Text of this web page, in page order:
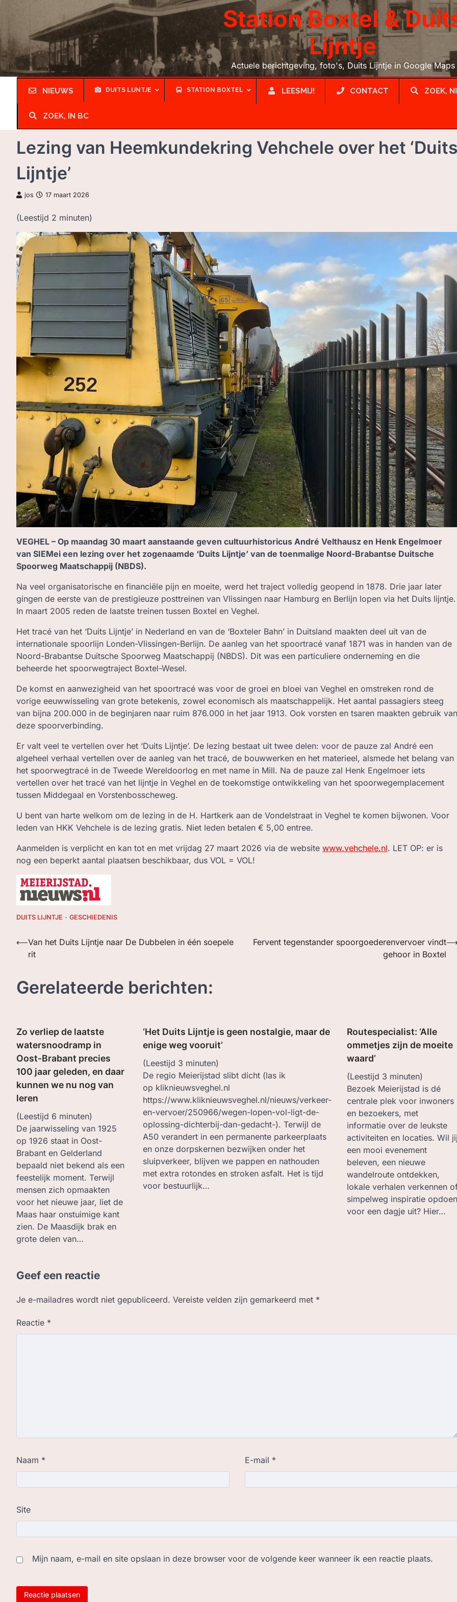
Station Boxtel &
Lijntje
Actuele berichtgeving, foto's, Duits Lijntje in Google Maps
NIEUWS DUITS LIJNTJE STATION BOXTEL LEESMIJ! CONTACT ZOEK,
ZOEK, IN BC
Lezing van Heemkundekring Vehchele over het
Lijntje’
jos 17 maart 2026
(Leestijd 2 minuten)
VEGHEL – Op maandag 30 maart aanstaande geven cultuurhistoricus André Velthausz en Henk Engelmoer
van SIEMei een lezing over het zogenaamde ‘Duits Lijntje’ van de toenmalige Noord-Brabantse Duitsche
Spoorweg Maatschappij (NBDS).
Na veel organisatorische en financiële pijn en moeite, werd het traject volledig geopend in 1878. Drie jaar later
gingen de eerste van de prestigieuze posttreinen van Vlissingen naar Hamburg en Berlijn lopen via het Duits lijntje.
In maart 2005 reden de laatste treinen tussen Boxtel en Veghel.
Het tracé van het ‘Duits Lijntje’ in Nederland en van de ‘Boxteler Bahn’ in Duitsland maakten deel uit van de
internationale spoorlijn Londen-Vlissingen-Berlijn. De aanleg van het spoortracé vanaf 1871 was in handen van de
Noord-Brabantse Duitsche Spoorweg Maatschappij (NBDS). Dit was een particuliere onderneming en die
beheerde het spoorwegtraject Boxtel-Wesel.
De komst en aanwezigheid van het spoortracé was voor de groei en bloei van Veghel en omstreken rond de
vorige eeuwwisseling van grote betekenis, zowel economisch als maatschappelijk. Het aantal passagiers steeg
van bijna 200.000 in de beginjaren naar ruim 876.000 in het jaar 1913. Ook vorsten en tsaren maakten gebruik van
deze spoorverbinding.
Er valt veel te vertellen over het ‘Duits Lijntje’. De lezing bestaat uit twee delen: voor de pauze zal André een
algeheel verhaal vertellen over de aanleg van het tracé, de bouwwerken en het materieel, alsmede het belang van
het spoorwegtracé in de Tweede Wereldoorlog en met name in Mill. Na de pauze zal Henk Engelmoer iets
vertellen over het tracé van het lijntje in Veghel en de toekomstige ontwikkeling van het spoorwegemplacement
tussen Middegaal en Vorstenbosscheweg.
U bent van harte welkom om de lezing in de H. Hartkerk aan de Vondelstraat in Veghel te komen bijwonen. Voor
leden van HKK Vehchele is de lezing gratis. Niet leden betalen € 5,00 entree.
Aanmelden is verplicht en kan tot en met vrijdag 27 maart 2026 via de website www.vehchele.nl. LET OP: er is
nog een beperkt aantal plaatsen beschikbaar, dus VOL = VOL!
DUITS LIJNTJE GESCHIEDENIS
Bericht
navigatie
⟵Van het Duits Lijntje naar De Dubbelen in één soepele
rit
Fervent tegenstander spoorgoederenvervoer vindt
gehoor in Boxtel
Gerelateerde berichten:
Zo verliep de laatste
watersnoodramp in
Oost-Brabant precies
100 jaar geleden, en daar
kunnen we nu nog van
leren
(Leestijd 6 minuten)
De jaarwisseling van 1925
op 1926 staat in Oost-
Brabant en Gelderland
bepaald niet bekend als een
feestelijk moment. Terwijl
mensen zich opmaakten
voor het nieuwe jaar, liet de
Maas haar onstuimige kant
zien. De Maasdijk brak en
grote delen van…
‘Het Duits Lijntje is geen nostalgie, maar de
enige weg vooruit’
(Leestijd 3 minuten)
De regio Meierijstad slibt dicht (las ik
op kliknieuwsveghel.nl
https://www.kliknieuwsveghel.nl/nieuws/verkeer-
en-vervoer/250966/wegen-lopen-vol-ligt-de-
oplossing-dichterbij-dan-gedacht-). Terwijl de
A50 verandert in een permanente parkeerplaats
en onze dorpskernen bezwijken onder het
sluipverkeer, blijven we pappen en nathouden
met extra rotondes en stroken asfalt. Het is tijd
voor bestuurlijk…
Routespecialist: ‘Alle
ommetjes zijn de moeite
waard’
(Leestijd 3 minuten)
Bezoek Meierijstad is dé
centrale plek voor inwoners
en bezoekers, met
informatie over de leukste
activiteiten en locaties. Wil
een mooi evenement
beleven, een nieuwe
wandelroute ontdekken,
lokale verhalen verkennen
simpelweg inspiratie opdoen
voor een dagje uit? Hier…
Geef een reactie
Je e-mailadres wordt niet gepubliceerd. Vereiste velden zijn gemarkeerd met *
Reactie *
Naam * E-mail *
Site
Mijn naam, e-mail en site opslaan in deze browser voor de volgende keer wanneer ik een reactie plaats.